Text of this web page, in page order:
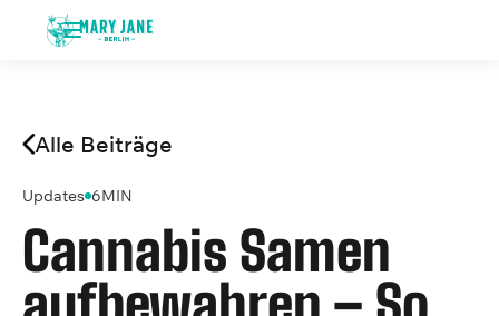
Alle Beiträge
Updates 6MIN
Cannabis Samen